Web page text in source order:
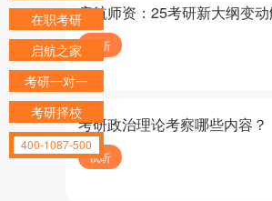
启航师资：25考研新大纲变
试听
考研政治理论考察哪些内容？
试听
在职考研
启航之家
考研一对一
考研择校
400-1087-500